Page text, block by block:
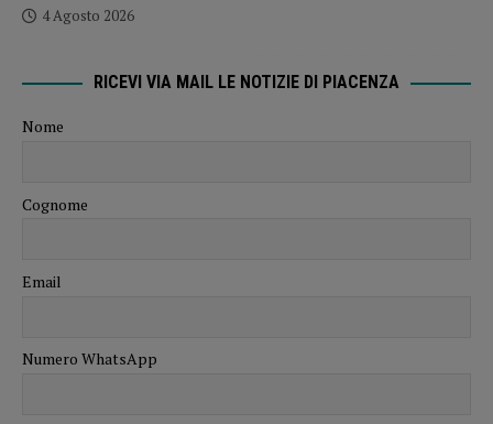
4 Agosto 2026
RICEVI VIA MAIL LE NOTIZIE DI PIACENZA
Nome
Cognome
Email
Numero WhatsApp